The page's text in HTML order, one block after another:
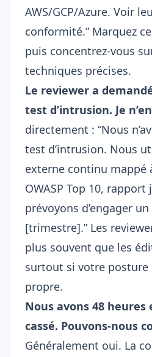
AWS/GCP/Azure. Voir
conformité.” Marquez
puis concentrez-vous
techniques précises.
Le reviewer a
test d’intrusion. Je
directement : “Nous
test d’intrusion. Nous
externe continu mappé
OWASP Top 10,
prévoyons d’engager
[trimestre].” Les
plus souvent que les
surtout si votre posture
propre.
Nous avons 48 heures
cassé. Pouvons-nous
Généralement oui. La